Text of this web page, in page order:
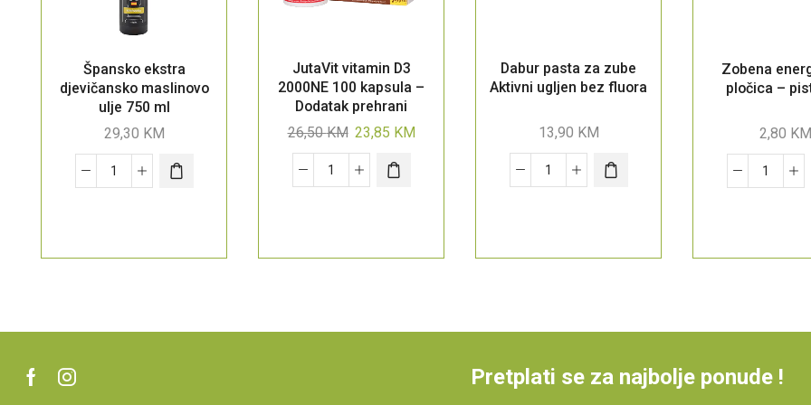
Špansko ekstra
djevičansko maslinovo
ulje 750 ml
29,30 KM
JutaVit vitamin D3
2000NE 100 kapsula –
Dodatak prehrani
26,50KM 23,85 KM
Dabur pasta za zube
Aktivni ugljen bez fluora
13,90 KM
Zobena
pločica –
2,80 KM
Pretplati se za najbolje ponude !